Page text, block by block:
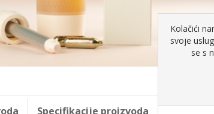
Specifikacije proizvoda
Kolačići
svoje
se s